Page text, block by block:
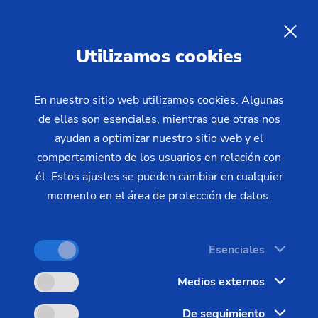
programación
Hay un factor que está ganando cada vez más
importancia en la competencia diaria: trabajadores
bien formados y motivados. Una formación en
EMAG contribuye notablemente a la capacitación y
para el manejo de nuestros productos. Además la
participación en nuestros cursos de programación y
de máquinas fomentan la comprensión de
Utilizamos cookies
En nuestro sitio web utilizamos cookies. Algunas
de ellas son esenciales, mientras que otras nos
ayudan a optimizar nuestro sitio web y el
comportamiento de los usuarios en relación con
él. Estos ajustes se pueden cambiar en cualquier
momento en el área de protección de datos.
Esenciales
Medios externos
De seguimiento